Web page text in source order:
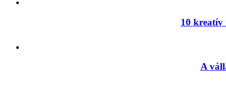
10 kreatív
A